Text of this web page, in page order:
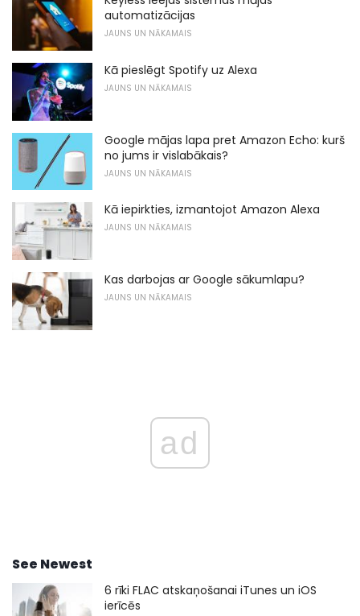
automatizācijas
JAUNS UN NĀKAMAIS
Kā pieslēgt Spotify uz Alexa
JAUNS UN NĀKAMAIS
Google mājas lapa pret Amazon Echo: kurš
no jums ir vislabākais?
JAUNS UN NĀKAMAIS
Kā iepirkties, izmantojot Amazon Alexa
JAUNS UN NĀKAMAIS
Kas darbojas ar Google sākumlapu?
JAUNS UN NĀKAMAIS
ad
See Newest
6 rīki FLAC atskaņošanai iTunes un iOS
ierīcēs